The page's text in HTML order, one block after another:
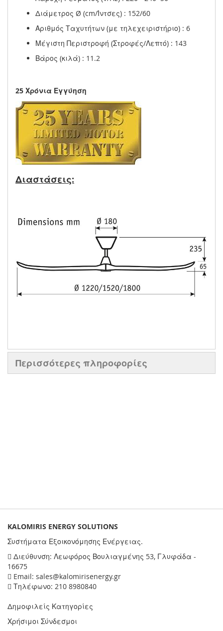
Διάμετρος Ø (cm/Ίντσες) : 152/60
Αριθμός Ταχυτήτων (με τηλεχειριστήριο) : 6
Μέγιστη Περιστροφή (Στροφές/Λεπτό) : 143
Βάρος (κιλά) : 11.2
25 Χρόνια Εγγύηση
Διαστάσεις:
Περισσότερες πληροφορίες
KALOMIRIS ENERGY SOLUTIONS
Συστήματα Εξοικονόμησης Ενέργειας.
Διεύθυνση: Λεωφόρος Βουλιαγμένης 53, Γλυφάδα -
16675
Email: sales@kalomirisenergy.gr
Τηλέφωνο: 210 8980840
Δημοφιλείς Κατηγορίες
Χρήσιμοι Σύνδεσμοι